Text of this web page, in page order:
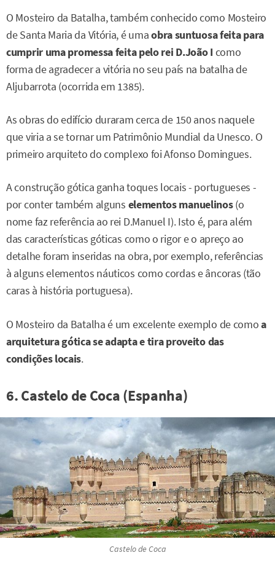
O Mosteiro da Batalha, também conhecido como Mosteiro
de Santa Maria da Vitória, é umaobra suntuosa feita para
cumprir umapromessa feita pelo rei D.João I como
forma de agradecer a vitória no seu país na batalha de
Aljubarrota (ocorrida em 1385).
As obras do edifício duraram cerca de 150 anos naquele
que viria a se tornar um Patrimônio Mundial da Unesco. O
primeiro arquiteto do complexo foi Afonso Domingues.
A construção gótica ganha toques locais - portugueses -
por conter também alguns elementos manuelinos(o
nome faz referência ao rei D.Manuel I). Isto é, para além
das características góticas como o rigor e o apreço ao
detalhe foram inseridas na obra, por exemplo, referências
à alguns elementos náuticos como cordas e âncoras (tão
caras à história portuguesa).
O Mosteiro da Batalha é um excelente exemplo de comoa
arquitetura gótica se adapta e tira proveito das
condições locais.
6. Castelo de Coca (Espanha)
Castelo de Coca